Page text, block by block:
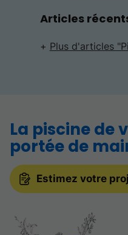
Articles
Plus d'articles
La piscine de
portée de
Estimez votre